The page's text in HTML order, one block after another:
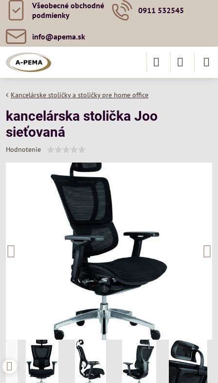
Všeobecné obchodné
podmienky
0911 532545
info​@apema​.sk
Kancelárske stoličky a stoličky pre home office
kancelárska stolička Joo
sieťovaná
Hodnotenie